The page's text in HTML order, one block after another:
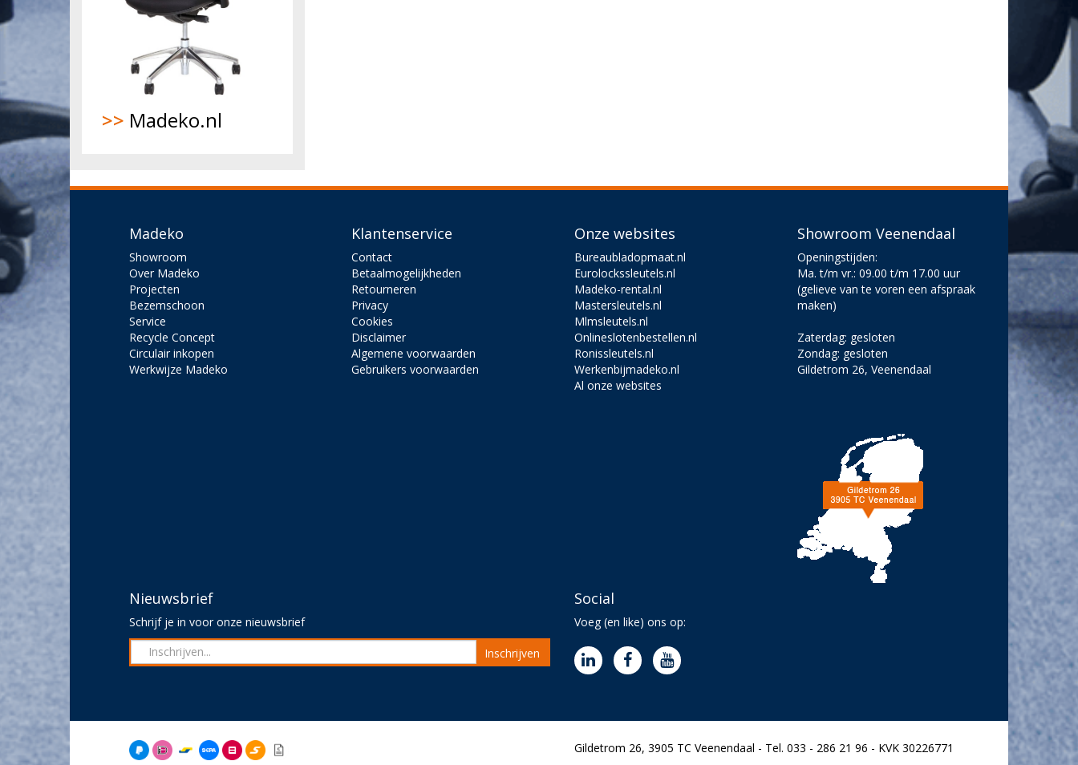
>> Madeko.nl
Madeko
Showroom
Over Madeko
Projecten
Bezemschoon
Service
Recycle Concept
Circulair inkopen
Werkwijze Madeko
Klantenservice
Contact
Betaalmogelijkheden
Retourneren
Privacy
Cookies
Disclaimer
Algemene voorwaarden
Gebruikers voorwaarden
Onze websites
Bureaubladopmaat.nl
Eurolockssleutels.nl
Madeko-rental.nl
Mastersleutels.nl
Mlmsleutels.nl
Onlineslotenbestellen.nl
Ronissleutels.nl
Werkenbijmadeko.nl
Al onze websites
Showroom Veenendaal
Openingstijden:
Ma. t/m vr.: 09.00 t/m 17.00 uur
(gelieve van te voren een afspraak
maken)
Zaterdag: gesloten
Zondag: gesloten
Gildetrom 26, Veenendaal
Nieuwsbrief
Schrijf je in voor onze nieuwsbrief
Inschrijven
Social
Voeg (en like) ons op:
Gildetrom 26, 3905 TC Veenendaal - Tel. 033 - 286 21 96 - KVK 30226771